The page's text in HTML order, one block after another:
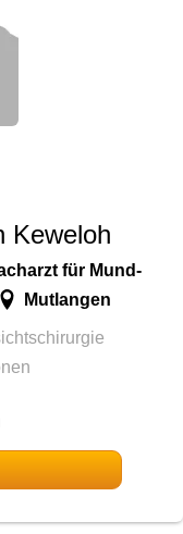
Keweloh
für Mund-
Mutlangen